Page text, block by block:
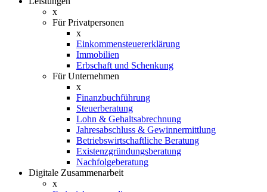
x
Für Privatpersonen
x
Einkommensteuererklärung
Immobilien
Erbschaft und Schenkung
Für Unternehmen
x
Finanzbuchführung
Steuerberatung
Lohn & Gehaltsabrechnung
Jahresabschluss & Gewinnermittlung
Betriebswirtschaftliche Beratung
Existenzgründungsberatung
Nachfolgeberatung
Digitale Zusammenarbeit
x